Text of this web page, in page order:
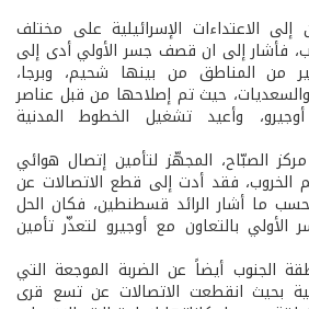
الاعتداءات الإسرائيلية على مختلف
فأشار إلى ان قصف جسر الأولي أدى إلى
من المناطق من بينها شحيم، وبرجا،
والسعديات، حيث تم إصلاحها من قبل عناصر
وأعيد تشغيل الخطوط المدنية
الصبّاح، المجهّز لتأمين إتصال هوائي
الخروب، فقد أدت إلى قطع الاتصالات عن
ما أشار الرائد قسطنطين، فكان الحل
بالتعاون مع أوجيرو لتعذّر تأمين
الجنوب أيضاً عن الضربة الموجعة التي
بحيث انقطعت الاتصالات عن تسع قرى